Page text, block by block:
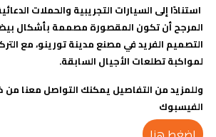
استنادًا إلى السيارات التجريبية والحملات
المرجح أن تكون المقصورة مصممة بأشكال
التصميم الفريد في مصنع مدينة تورينو، مع
لمواكبة تطلعات الأجيال السابقة.
وللمزيد من التفاصيل يمكنك التواصل معنا من
الفيسبوك